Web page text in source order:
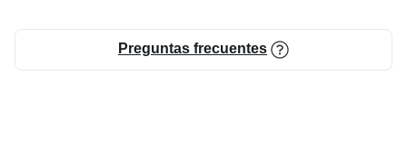
Preguntas frecuentes